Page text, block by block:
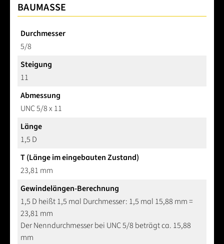
BAUMASSE
Durchmesser
5/8
Steigung
11
Abmessung
UNC 5/8 x 11
Länge
1,5 D
T (Länge im eingebauten Zustand)
23,81 mm
Gewindelängen-Berechnung
1,5 D heißt 1,5 mal Durchmesser: 1,5 mal 15,88 mm =
23,81 mm
Der Nenndurchmesser bei UNC 5/8 beträgt ca. 15,88
mm